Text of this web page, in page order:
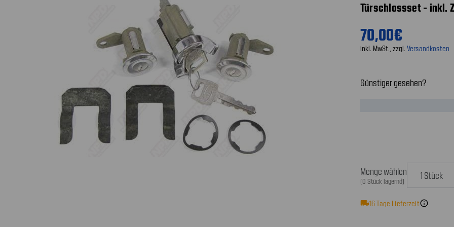
Türschlossset - inkl.
70,00€
inkl. MwSt., zzgl. Versandkosten
Günstiger gesehen?
Menge wählen
(0 Stück lagernd)
local_shipping16Tage Lieferzeitinfo